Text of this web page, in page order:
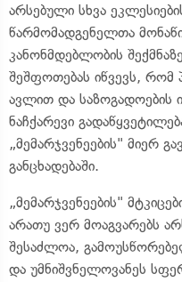
არსებული სხვა
წარმომადგენელთა
კანონმდებლობის
შეშფოთებას იწვევს, რომ
ავლით და საზოგადოების
ნაჩქარევი
„მემარჯვენეების" მიერ
განცხადებაში.
„მემარჯვენეების"
არათუ ვერ მოაგვარებს
შესაძლოა,
და უმნიშვნელოვანეს